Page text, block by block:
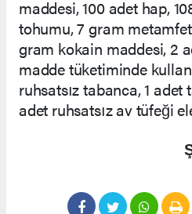
maddesi, 100 adet hap,
tohumu, 7 gram
gram kokain maddesi, 2
madde tüketiminde
ruhsatsız tabanca, 1
adet ruhsatsız av tüfeği